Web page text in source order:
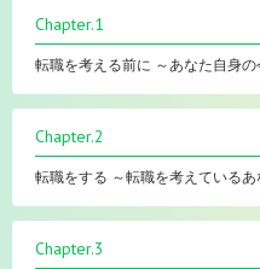
Chapter.1
転職を考える前に ～あなた自身の
Chapter.2
転職をする ～転職を考えている
Chapter.3